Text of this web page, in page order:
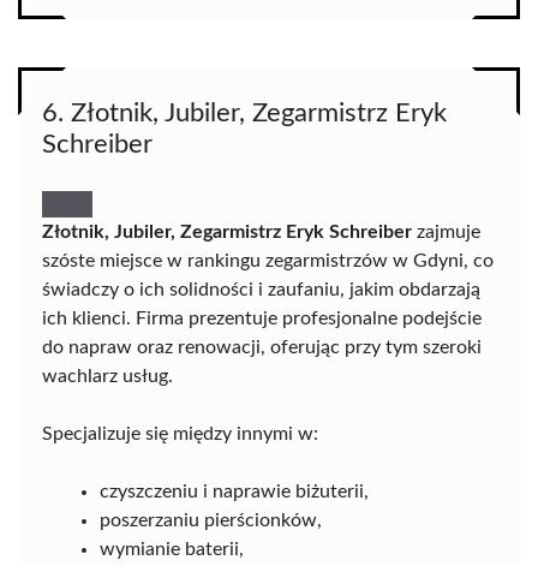
6. Złotnik, Jubiler, Zegarmistrz Eryk
Schreiber
Złotnik, Jubiler, Zegarmistrz Eryk Schreiber zajmuje
szóste miejsce w rankingu zegarmistrzów w Gdyni, co
świadczy o ich solidności i zaufaniu, jakim obdarzają
ich klienci. Firma prezentuje profesjonalne podejście
do napraw oraz renowacji, oferując przy tym szeroki
wachlarz usług.
Specjalizuje się między innymi w:
czyszczeniu i naprawie biżuterii,
poszerzaniu pierścionków,
wymianie baterii,